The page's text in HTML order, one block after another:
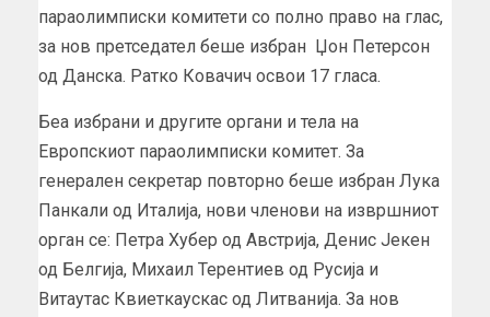
параолимписки комитети со полно право на глас,
за нов претседател беше избран Џон Петерсон
од Данска. Ратко Ковачич освои 17 гласа.
Беа избрани и другите органи и тела на
Европскиот параолимписки комитет. За
генерален секретар повторно беше избран Лука
Панкали од Италија, нови членови на извршниот
орган се: Петра Хубер од Австрија, Денис Јекен
од Белгија, Михаил Терентиев од Русија и
Витаутас Квиеткаускас од Литванија. За нов